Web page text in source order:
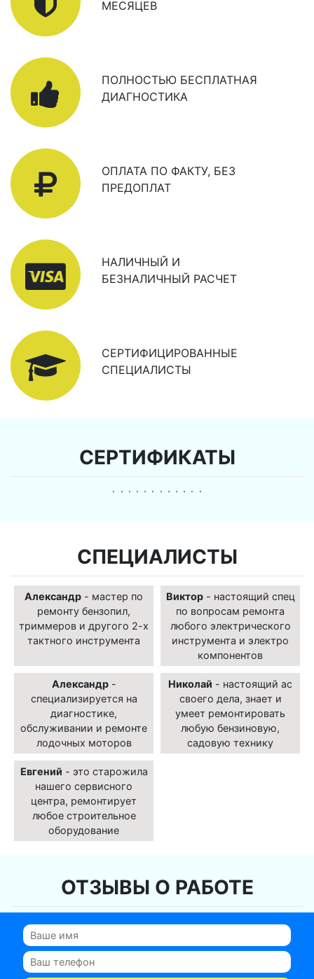
МЕСЯЦЕВ
ПОЛНОСТЬЮ БЕСПЛАТНАЯ
ДИАГНОСТИКА
ОПЛАТА ПО ФАКТУ, БЕЗ
ПРЕДОПЛАТ
НАЛИЧНЫЙ И
БЕЗНАЛИЧНЫЙ РАСЧЕТ
СЕРТИФИЦИРОВАННЫЕ
СПЕЦИАЛИСТЫ
СЕРТИФИКАТЫ
СПЕЦИАЛИСТЫ
Александр - мастер по
ремонту бензопил,
триммеров и другого 2-х
тактного инструмента
Виктор- настоящий спец
по вопросам ремонта
любого электрического
инструмента и электро
компонентов
Александр-
специализируется на
диагностике,
обслуживании и ремонте
лодочных моторов
Николай - настоящий ас
своего дела, знает и
умеет ремонтировать
любую бензиновую,
садовую технику
Евгений - это старожила
нашего сервисного
центра, ремонтирует
любое строительное
оборудование
ОТЗЫВЫ О РАБОТЕ